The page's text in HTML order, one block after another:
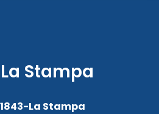
Stampa
1843-La Stampa